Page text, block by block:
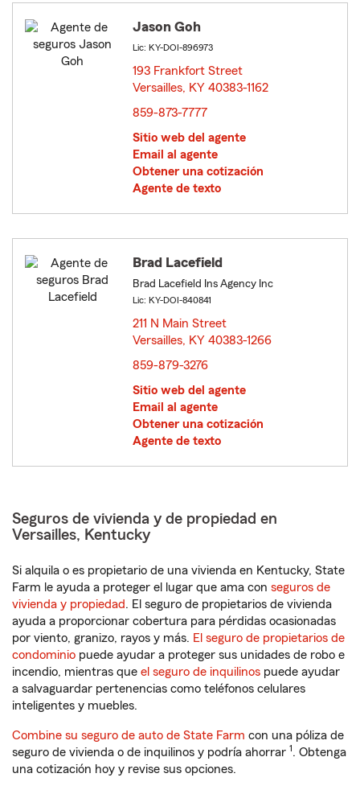
Jason Goh
Lic: KY-DOI-896973
193 Frankfort Street
Versailles, KY 40383-1162
859-873-7777
Sitio web del agente
Email al agente
Obtener una cotización
Agente de texto
Brad Lacefield
Brad Lacefield Ins Agency Inc
Lic: KY-DOI-840841
211 N Main Street
Versailles, KY 40383-1266
859-879-3276
Sitio web del agente
Email al agente
Obtener una cotización
Agente de texto
Seguros de vivienda y de propiedad en
Versailles, Kentucky
Si alquila o es propietario de una vivienda en Kentucky, State
Farm le ayuda a proteger el lugar que ama con seguros de
vivienda y propiedad. El seguro de propietarios de vivienda
ayuda a proporcionar cobertura para pérdidas ocasionadas
por viento, granizo, rayos y más. El seguro de propietarios de
condominio puede ayudar a proteger sus unidades de robo e
incendio, mientras que el seguro de inquilinos puede ayudar
a salvaguardar pertenencias como teléfonos celulares
inteligentes y muebles.
Combine su seguro de auto de State Farm con una póliza de
seguro de vivienda o de inquilinos y podría ahorrar 1. Obtenga
una cotización hoy y revise sus opciones.